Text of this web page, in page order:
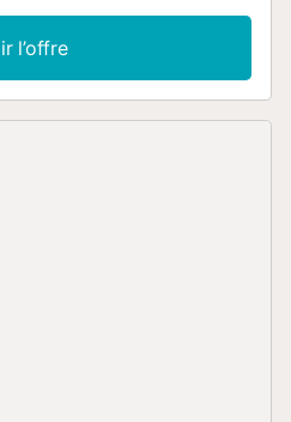
Vous disposez d'une
terrain de pétanque, d’un
piscine, de deux porches (dont
et d’une grande terrasse
l’offre